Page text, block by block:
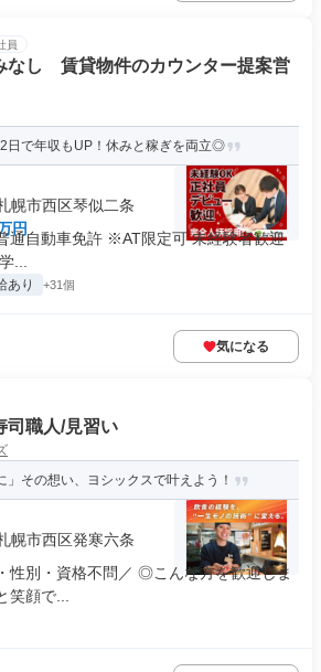
員
なし 賃貸物件のカウンター提案営
日で年収もUP！休みと稼ぎを両立◎
幌市西区琴似二条
円
通自動車免許 ※AT限定可 未経験者歓迎
...
あり +31個
気になる
司職人/見習い
」その想い、ヨシックスで叶えよう！
幌市西区発寒六条
性別・資格不問／ ◎こんな方を歓迎しま
顔で...